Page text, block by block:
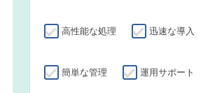
高性能な処理 迅速な導入
簡単な管理 運用サポート